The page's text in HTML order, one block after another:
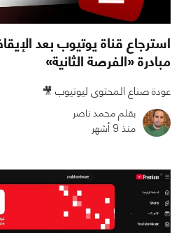
مبادرة «الفرصة الثانية»
عودة صناع المحتوى ليوتيوب 🎥
بقلم محمد ناصر
منذ 9 أشهر